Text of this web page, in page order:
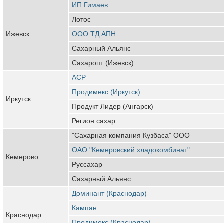
Ижевск
ИП Гимаев
Лотос
ООО ТД АПН
Сахарный Альянс
Сахаропт (Ижевск)
Иркутск
АСР
Продимекс (Иркутск)
Продукт Лидер (Ангарск)
Регион сахар
Кемерово
"Сахарная компания Кузбаса" ООО
ОАО "Кемеровский хладокомбинат"
Руссахар
Сахарный Альянс
Краснодар
Доминант (Краснодар)
Кампан